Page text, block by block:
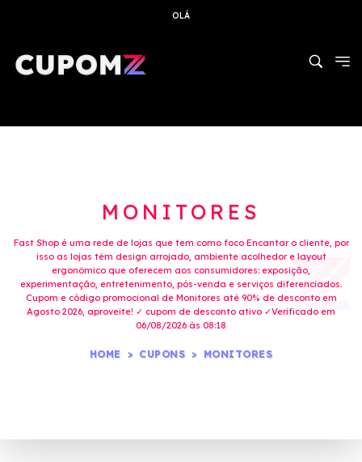
OLÁ
MONITORES
Fast Shop é uma rede de lojas que tem como foco Encantar o cliente, por
isso as lojas têm design arrojado, ambiente acolhedor e layout
ergonômico que oferecem aos consumidores: exposição,
experimentação, entretenimento, pós-venda e serviços diferenciados.
Cupom e código promocional de Monitores até 90% de desconto em
Agosto 2026, aproveite! ✓ cupom de desconto ativo ✓Verificado em
06/08/2026 às 08:18
HOME CUPONS MONITORES